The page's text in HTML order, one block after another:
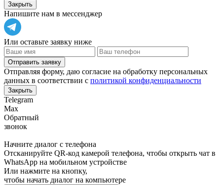
Закрыть
Напишите нам в мессенджер
Или оставьте заявку ниже
Отправить заявку
Отправляя форму, даю согласие на обработку персональных
данных в соответствии с политикой конфиденциальности
Закрыть
Telegram
Max
Обратный
звонок
Начните диалог с телефона
Отсканируйте QR-код камерой телефона, чтобы открыть чат в
WhatsApp на мобильном устройстве
Или нажмите на кнопку,
чтобы начать диалог на компьютере